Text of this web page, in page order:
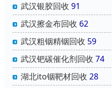
武汉银胶回收 91
武汉擦金布回收 62
武汉粗铟精铟回收 59
武汉钯碳催化剂回收 74
湖北ito铟靶材回收 28